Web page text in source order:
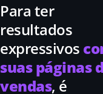
Para ter
resultados
expressivos
suas páginas
vendas, é